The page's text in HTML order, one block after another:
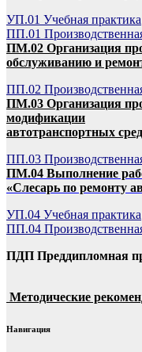
УП.01 Учебная практика
ПП.01
ПМ.02 Организация
обслуживанию и
ПП.02
ПМ.03 Организация
модификации
автотранспортных
ПП.03
ПМ.04 Выполнение
«Слесарь по ремонту
УП.04 Учебная практика
ПП.04
ПДП Преддипломная
Методические
Навигация